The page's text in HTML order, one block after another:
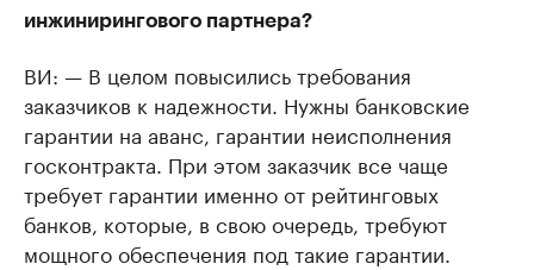
инжинирингового партнера?
ВИ: — В целом повысились требования
заказчиков к надежности. Нужны банковские
гарантии на аванс, гарантии неисполнения
госконтракта. При этом заказчик все чаще
требует гарантии именно от рейтинговых
банков, которые, в свою очередь, требуют
мощного обеспечения под такие гарантии.